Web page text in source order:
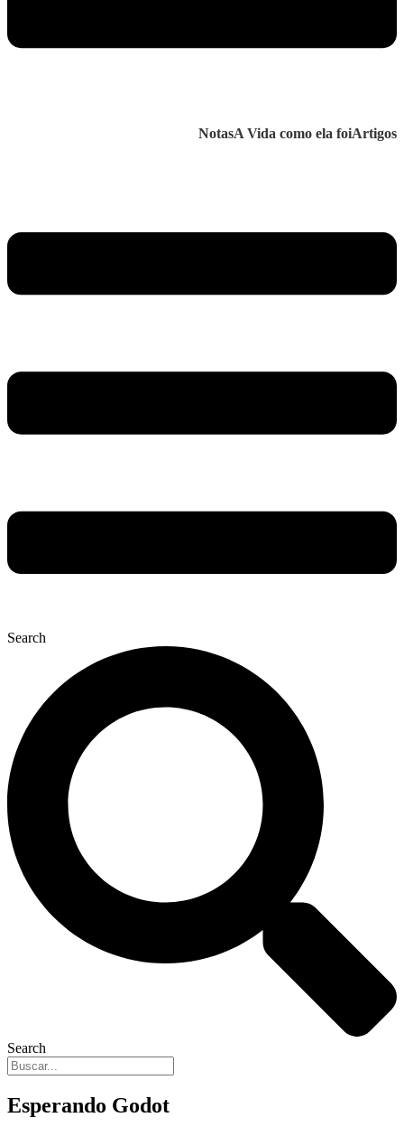
NotasA Vida como ela foiArtigos
Search
Search
Esperando Godot